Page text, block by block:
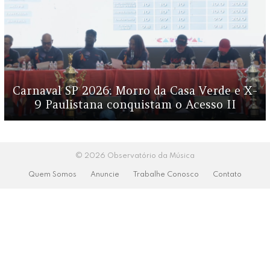
Carnaval SP 2026: Morro da Casa Verde e X-
9 Paulistana conquistam o Acesso II
© 2026 Observatório da Música
Quem Somos Anuncie Trabalhe Conosco Contato